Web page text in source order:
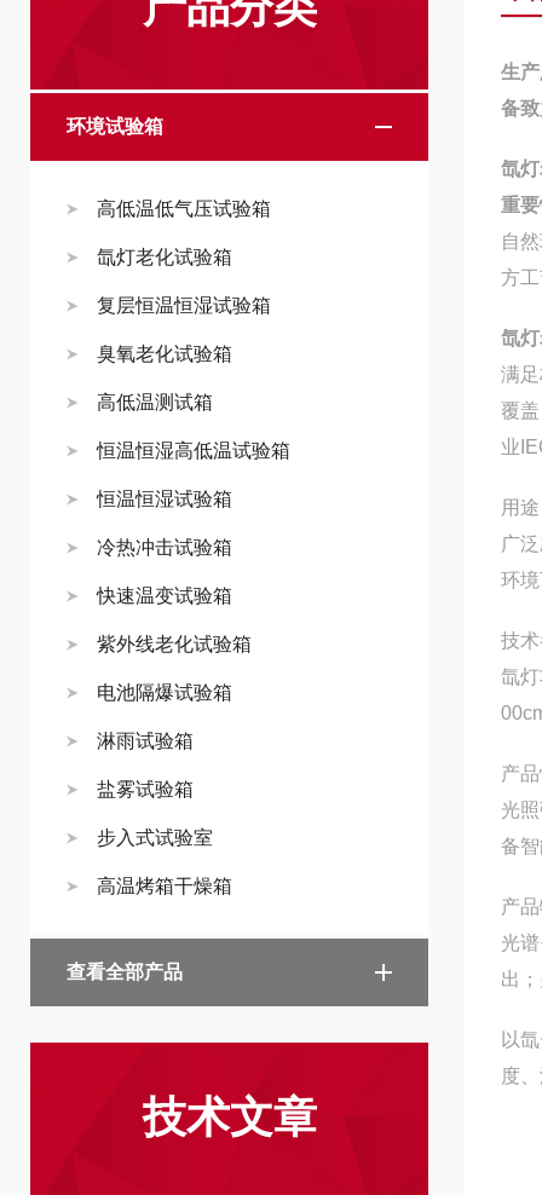
环境试验箱
高低温低气压试验箱
氙灯老化试验箱
复层恒温恒湿试验箱
臭氧老化试验箱
高低温测试箱
恒温恒湿高低温试验箱
恒温恒湿试验箱
冷热冲击试验箱
快速温变试验箱
紫外线老化试验箱
电池隔爆试验箱
淋雨试验箱
盐雾试验箱
步入式试验室
高温烤箱干燥箱
查看全部产品
技术文章
生
备
氙
重
自
方
氙
满
覆
业
用途
广
环
技
氙
产
光
备
产
光
出
以
度